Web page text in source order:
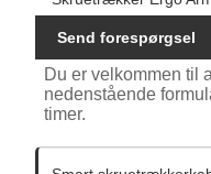
Send forespørgsel
Du er velkommen til
nedenstående
timer.